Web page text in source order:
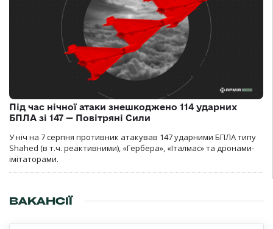
Під час нічної атаки знешкоджено 114 ударних
БПЛА зі 147 — Повітряні Сили
У ніч на 7 серпня противник атакував 147 ударними БПЛА типу
Shahed (в т.ч. реактивними), «Гербера», «Італмас» та дронами-
імітаторами.
ВАКАНСІЇ